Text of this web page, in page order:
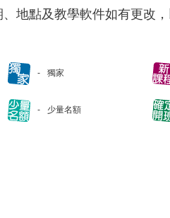
地點及教學軟件如有更改
獨家
少量名額